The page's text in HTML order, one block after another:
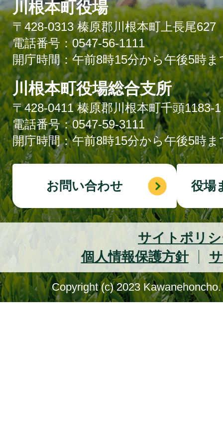
川根本町役場
〒428-0313 榛原郡川根本町上長尾627
電話番号：0547-56-1111
開庁時間：午前8時15分から午後5時ま
川根本町役場総合支所
〒428-0411 榛原郡川根本町千頭1183-1
電話番号：0547-59-3111
開庁時間：午前8時15分から午後5時ま
お問い合わせ 役場
サイトポリ
個人情報保護方針
Copyright (c) 2023